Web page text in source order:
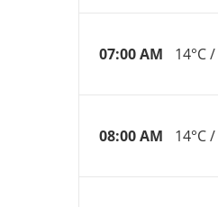
07:00 AM 14°C /
08:00 AM 14°C /